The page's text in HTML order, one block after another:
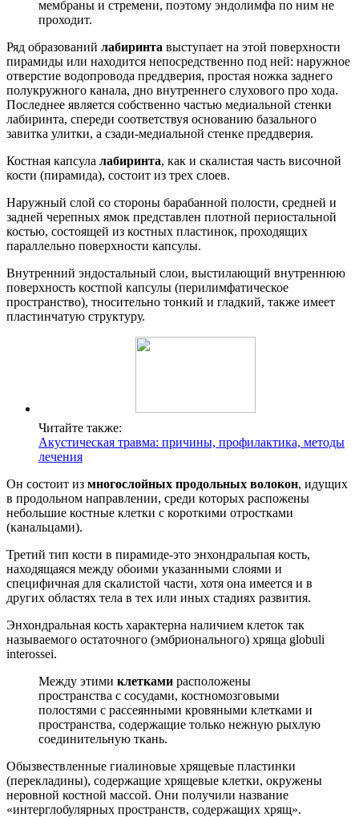
мембраны и стремени, поэтому эндолимфа по ним не
проходит.
Ряд образований лабиринта выступает на этой поверхности
пирамиды или находится непосредственно под ней: наружное
отверстие водопровода преддверия, простая ножка заднего
полукружного канала, дно внутреннего слухового про хода.
Последнее является собственно частью медиальной стенки
лабиринта, спереди соответствуя основанию базального
завитка улитки, а сзади-медиальной стенке преддверия.
Костная капсула лабиринта, как и скалистая часть височной
кости (пирамида), состоит из трех слоев.
Наружный слой со стороны барабанной полости, средней и
задней черепных ямок представлен плотной периостальной
костью, состоящей из костных пластинок, проходящих
параллельно поверхности капсулы.
Внутренний эндостальный слои, выстилающий внутреннюю
поверхность костпой капсулы (перилимфатическое
пространство), тносительно тонкий и гладкий, также имеет
пластинчатую структуру.
Читайте также:
Акустическая травма: причины, профилактика, методы
лечения
Он состоит из многослойных продольных волокон, идущих
в продольном направлении, среди которых распожены
небольшие костные клетки с короткими отростками
(канальцами).
Третий тип кости в пирамиде-это энхондральпая кость,
находящаяся между обоими указанными слоями и
специфичная для скалистой части, хотя она имеется и в
других областях тела в тех или иных стадиях развития.
Энхондральная кость характерна наличием клеток так
называемого остаточного (эмбрионального) хряща globuli
interossei.
Между этими клетками расположены
пространства с сосудами, костномозговыми
полостями с рассеянными кровяными клетками и
пространства, содержащие только нежную рыхлую
соединительную ткань.
Обызвествленные гиалиновые хрящевые пластинки
(перекладины), содержащие хрящевые клетки, окружены
неровной костной массой. Они получили название
«интерглобулярных пространств, содержащих хрящ».